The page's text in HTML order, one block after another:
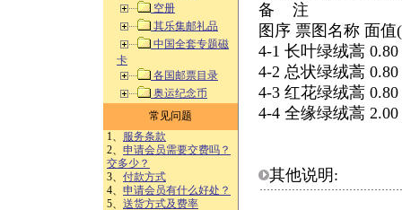
空册
其乐集邮礼品
中国全套专题磁
卡
各国邮票目录
奥运纪念币
常见问题
1、 服务条款
2、 申请会员需要交费吗？
交多少？
3、 付款方式
4、 申请会员有什么好处？
5、 送货方式及费率
备 注
图序 票图名称 面
4-1 长叶绿绒蒿
4-2 总状绿绒蒿
4-3 红花绿绒蒿
4-4 全缘绿绒蒿
其他说明: